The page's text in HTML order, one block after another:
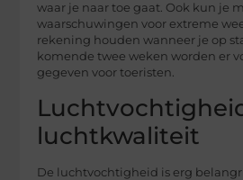
waar je naar toe gaat. Ook kun je
waarschuwingen voor extreme
rekening houden wanneer je op
komende twee weken worden er
gegeven voor toeristen.
luchtkwaliteit
De luchtvochtigheid is erg